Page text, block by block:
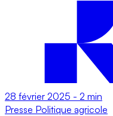
28 février 2025 - 2 min
Presse Politique agricole